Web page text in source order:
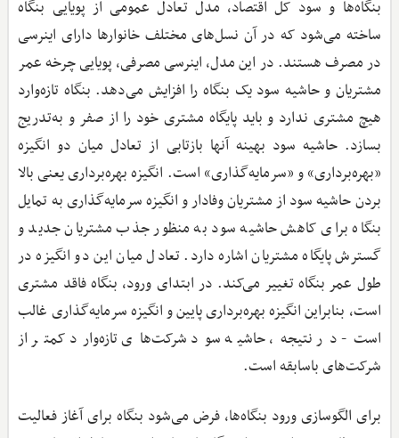
بنگاه‌ها و سود کل اقتصاد، مدل تعادل عمومی از پویایی بنگاه
ساخته می‌شود که در آن نسل‌های مختلف خانوارها دارای اینرسی
در مصرف هستند. در این مدل، اینرسی مصرفی، پویایی چرخه عمر
مشتریان و حاشیه سود یک بنگاه را افزایش می‌دهد. بنگاه تازه‌وارد
هیچ مشتری‌ ندارد و باید پایگاه مشتری خود را از صفر و به‌تدریج
بسازد. حاشیه سود بهینه آنها بازتابی از تعادل میان دو انگیزه
«بهره‌برداری» و «سرمایه‌گذاری» است. انگیزه بهره‌برداری یعنی بالا
بردن حاشیه سود از مشتریان وفادار و انگیزه سرمایه‌گذاری به تمایل
بنگاه برای کاهش حاشیه سود به منظور جذب مشتریان جدید و
گسترش پایگاه مشتریان اشاره دارد. تعادل میان این دو انگیزه در
طول عمر بنگاه تغییر می‌کند. در ابتدای ورود، بنگاه فاقد مشتری
است، بنابراین انگیزه بهره‌برداری پایین و انگیزه سرمایه‌گذاری غالب
است- در نتیجه، حاشیه سود شرکت‌های تازه‌وارد کمتر از
شرکت‌های باسابقه است.
برای الگوسازی ورود بنگاه‌ها، فرض می‌شود بنگاه برای آغاز فعالیت